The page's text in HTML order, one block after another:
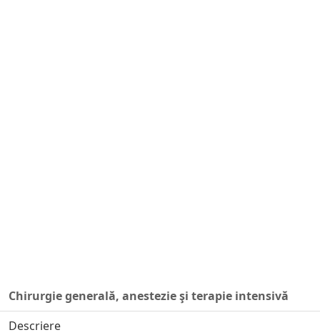
Chirurgie generală, anestezie şi terapie intensivă
Descriere